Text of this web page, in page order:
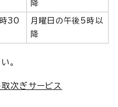
降
30
月曜日の午後5時以
降
。
次ぎサービス